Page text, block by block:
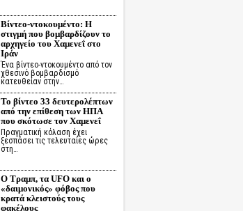
Βίντεο-ντοκουμέντο: Η
στιγμή που βομβαρδίζουν το
αρχηγείο του Χαμενεΐ στο
Ιράν
Ένα βίντεο-ντοκουμέντο από τον
χθεσινό βομβαρδισμό
κατευθείαν στην…
Το βίντεο 33 δευτερολέπτων
από την επίθεση των ΗΠΑ
που σκότωσε τον Χαμενεΐ
Πραγματική κόλαση έχει
ξεσπάσει τις τελευταίες ώρες
στη…
Ο Τραμπ, τα UFO και ο
«δαιμονικός» φόβος που
κρατά κλειστούς τους
φακέλους